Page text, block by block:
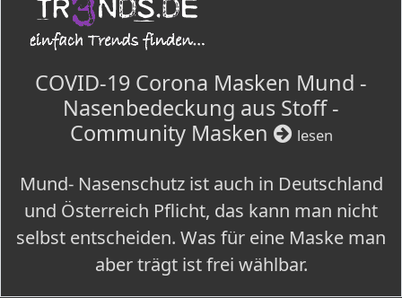
COVID-19 Corona Masken Mund -
Nasenbedeckung aus Stoff -
Community Masken
lesen
Mund- Nasenschutz ist auch in Deutschland
und Österreich Pflicht, das kann man nicht
selbst entscheiden. Was für eine Maske man
aber trägt ist frei wählbar.